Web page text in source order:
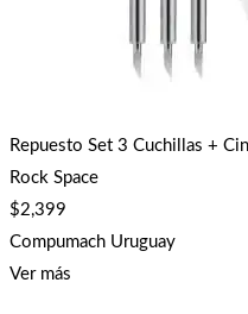
Repuesto Set 3 Cuchillas +
Rock Space
$2,399
Compumach Uruguay
Ver más